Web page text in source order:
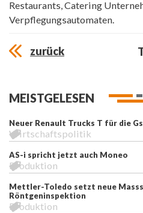
Restaurants, Catering
Verpflegungsautomaten.
zurück
MEISTGELESEN
Neuer Renault Trucks T für die
Wirtschaftspolitik
AS-i spricht jetzt auch Moneo
Produktion
Mettler-Toledo setzt neue
Röntgeninspektion
Produktion